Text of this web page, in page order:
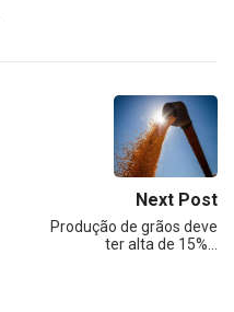
Next Post
Produção de grãos deve
ter alta de 15%…